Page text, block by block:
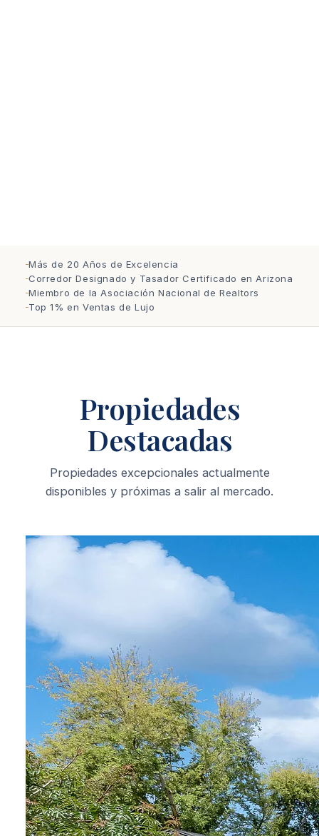
Más de 20 Años de Excelencia
Corredor Designado y Tasador Certificado en Arizona
Miembro de la Asociación Nacional de Realtors
Top 1% en Ventas de Lujo
Propiedades
Destacadas
Propiedades excepcionales actualmente
disponibles y próximas a salir al mercado.